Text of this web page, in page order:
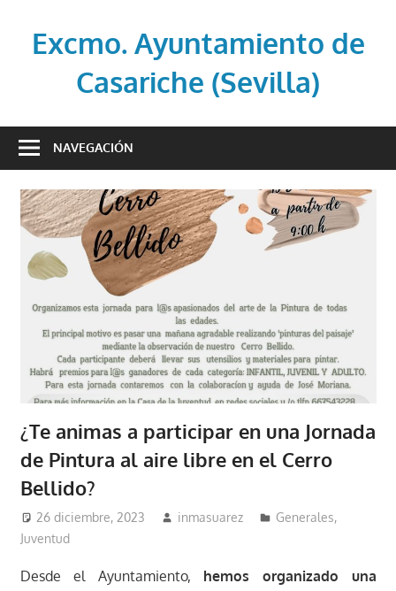
contenidoExcmo. Ayuntamiento de
Casariche (Sevilla)
oficial
Ayuntamiento
de
Casariche
(Sevilla)
NAVEGACIÓN
¿Te animas a participar en una Jornada
de Pintura al aire libre en el Cerro
Bellido?
26 diciembre, 2023 inmasuarez Generales,
Juventud
Desde el Ayuntamiento, hemos organizado una